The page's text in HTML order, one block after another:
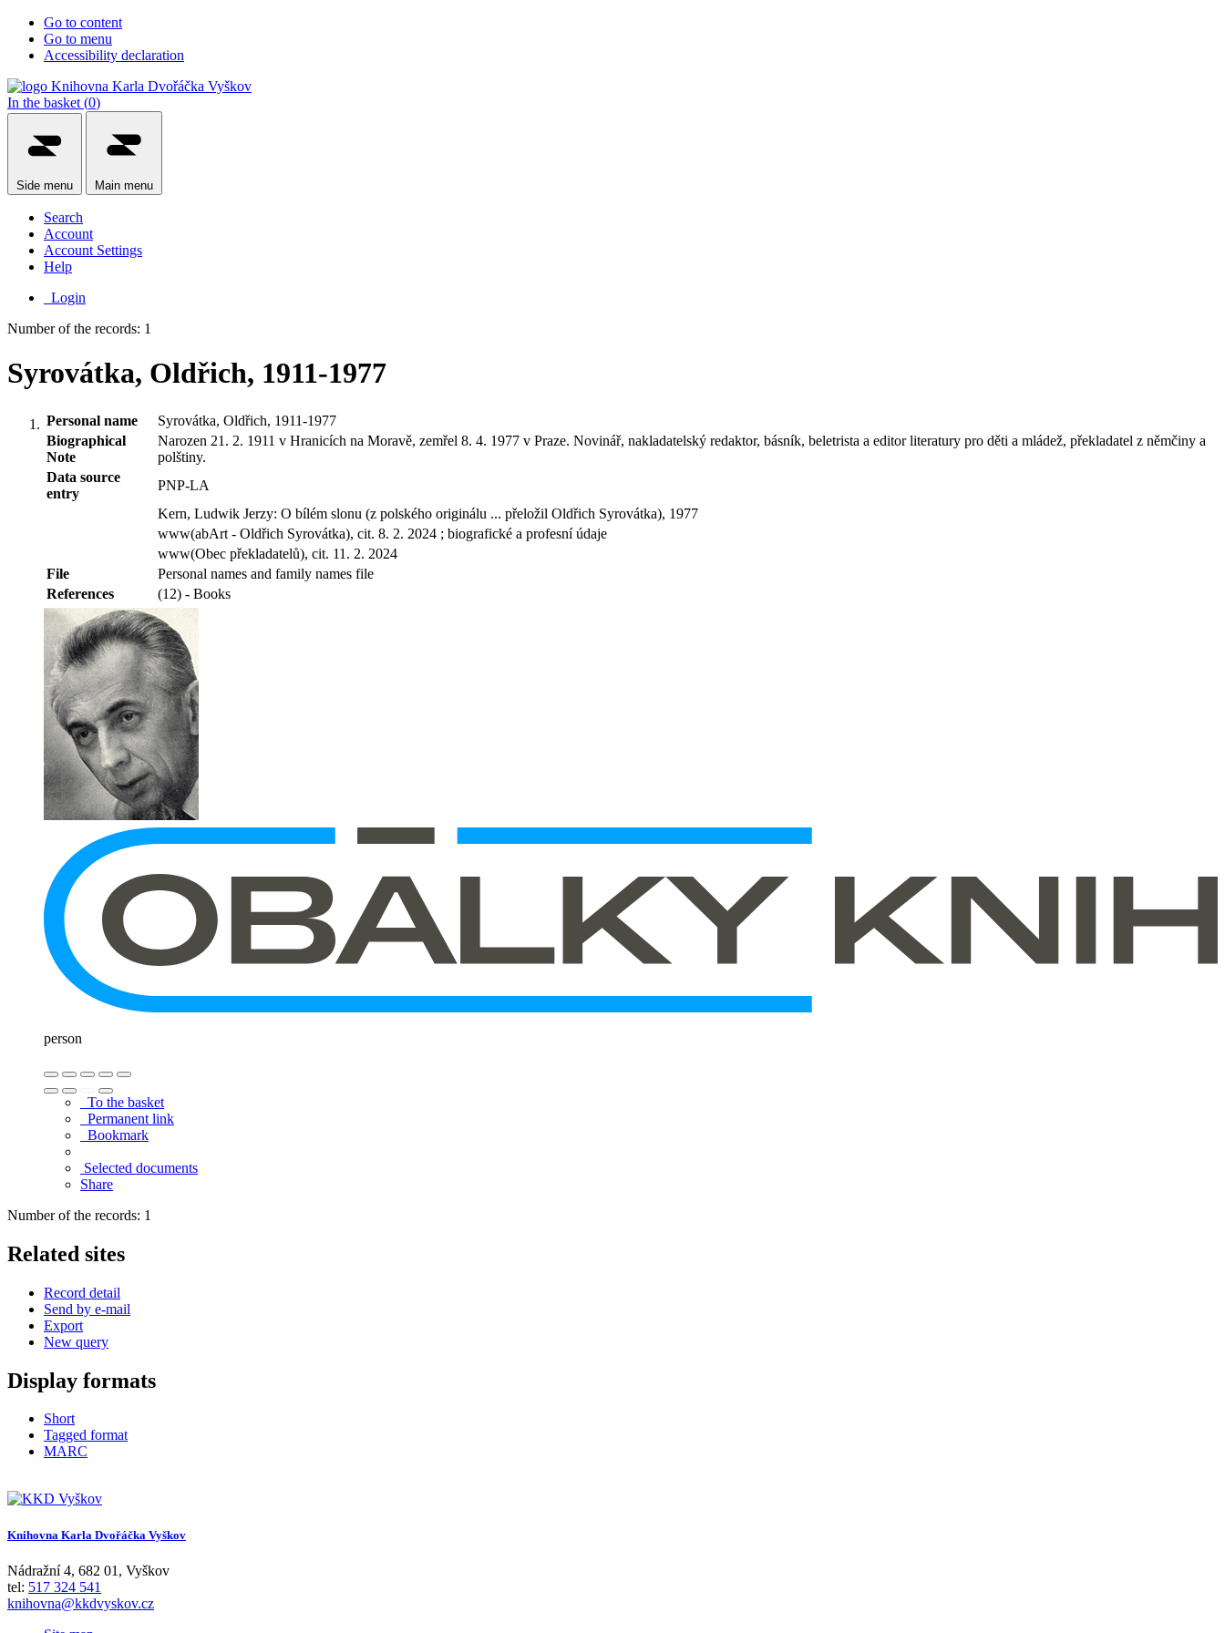
Go to content
Go to menu
Accessibility declaration
In the basket (0)
Side menu Main menu
Search
Account
Account Settings
Help
Login
Number of the records: 1
Syrovátka, Oldřich, 1911-1977
Personal name
Syrovátka, Oldřich, 1911-1977
Biographical
Note
Narozen 21. 2. 1911 v Hranicích na Moravě, zemřel 8. 4. 1977 v Praze. Novinář, nakladatelský redaktor, básník, beletrista a editor literatury pro děti a mládež, překladatel z němčiny a
polštiny.
Data source
entry
PNP-LA
Kern, Ludwik Jerzy: O bílém slonu (z polského originálu ... přeložil Oldřich Syrovátka), 1977
www(abArt - Oldřich Syrovátka), cit. 8. 2. 2024 ; biografické a profesní údaje
www(Obec překladatelů), cit. 11. 2. 2024
File
Personal names and family names file
References
(12) - Books
person
To the basket
Permanent link
Bookmark
Selected documents
Share
Number of the records: 1
Related sites
Record detail
Send by e-mail
Export
New query
Display formats
Short
Tagged format
MARC
Knihovna Karla Dvořáčka Vyškov
Nádražní 4, 682 01 , Vyškov
tel: 517 324 541
knihovna@kkdvyskov.cz